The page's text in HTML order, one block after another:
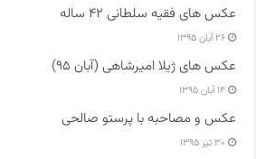
عکس های فقیه سلطانی ۴۲ ساله
۲۶ آبان ۱۳۹۵
عکس های ژیلا امیرشاهی (آبان ۹۵)
۱۴ آبان ۱۳۹۵
عکس و مصاحبه با پرستو صالحی
۳۰ تیر ۱۳۹۵